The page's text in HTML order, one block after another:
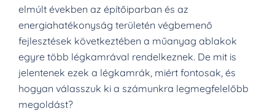
elmúlt években az építőiparban és az
energiahatékonyság területén végbemenő
fejlesztések következtében a műanyag ablakok
egyre több légkamrával rendelkeznek. De mit is
jelentenek ezek a légkamrák, miért fontosak, és
hogyan válasszuk ki a számunkra legmegfelelőbb
megoldást?